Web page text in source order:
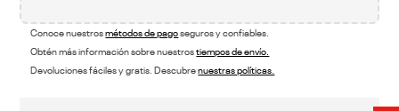
Conoce nuestrosmétodos de pagoseguros y confiables.
Obtén más información sobre nuestrostiempos de envío.
Devoluciones fáciles y gratis. Descubrenuestras políticas.